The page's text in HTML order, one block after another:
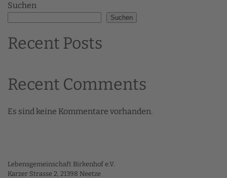
Suchen
Suchen
Recent Posts
Recent Comments
Es sind keine Kommentare vorhanden.
Lebensgemeinschaft Birkenhof e.V.
Karzer Strasse 2, 21398 Neetze